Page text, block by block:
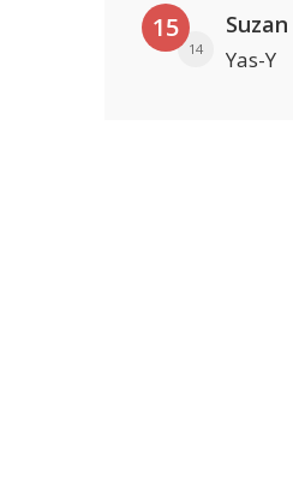
15
14 Yas-Y